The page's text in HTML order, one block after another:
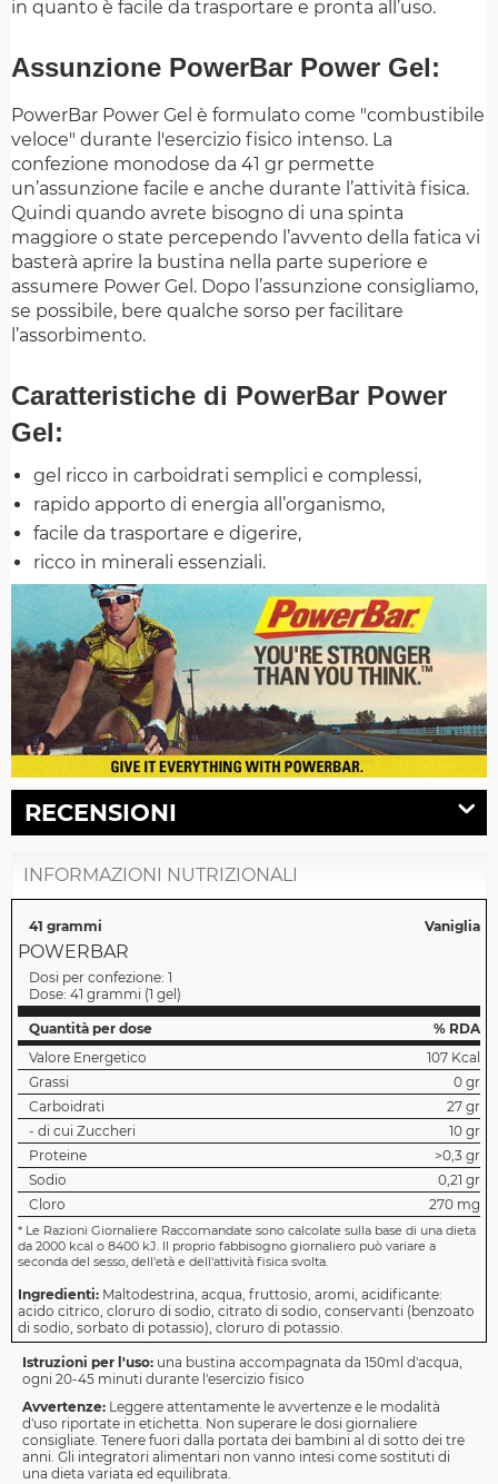
in quanto è facile da trasportare e pronta all’uso.
Assunzione PowerBar Power Gel:
PowerBar Power Gel è formulato come "combustibile
veloce" durante l'esercizio fisico intenso. La
confezione monodose da 41 gr permette
un’assunzione facile e anche durante l’attività fisica.
Quindi quando avrete bisogno di una spinta
maggiore o state percependo l’avvento della fatica vi
basterà aprire la bustina nella parte superiore e
assumere Power Gel. Dopo l’assunzione consigliamo,
se possibile, bere qualche sorso per facilitare
l’assorbimento.
Caratteristiche di PowerBar Power
Gel:
gel ricco in carboidrati semplici e complessi,
rapido apporto di energia all’organismo,
facile da trasportare e digerire,
ricco in minerali essenziali.
RECENSIONI
INFORMAZIONI NUTRIZIONALI
41 grammi Vaniglia
POWERBAR
Dosi per confezione: 1
Dose: 41 grammi (1 gel )
Quantità per dose
% RDA
Valore Energetico
107 Kcal
Grassi
0 gr
Carboidrati
27 gr
- di cui Zuccheri
10 gr
Proteine
>0,3 gr
Sodio
0,21 gr
Cloro
270 mg
* Le Razioni Giornaliere Raccomandate sono calcolate sulla base di una dieta
da 2000 kcal o 8400 kJ. Il proprio fabbisogno giornaliero può variare a
seconda del sesso, dell'età e dell'attività fisica svolta.
Ingredienti: Maltodestrina, acqua, fruttosio, aromi, acidificante:
acido citrico, cloruro di sodio, citrato di sodio, conservanti (benzoato
di sodio, sorbato di potassio), cloruro di potassio.
Istruzioni per l'uso: una bustina accompagnata da 150ml d'acqua,
ogni 20-45 minuti durante l'esercizio fisico
Avvertenze: Leggere attentamente le avvertenze e le modalità
d'uso riportate in etichetta. Non superare le dosi giornaliere
consigliate. Tenere fuori dalla portata dei bambini al di sotto dei tre
anni. Gli integratori alimentari non vanno intesi come sostituti di
una dieta variata ed equilibrata.